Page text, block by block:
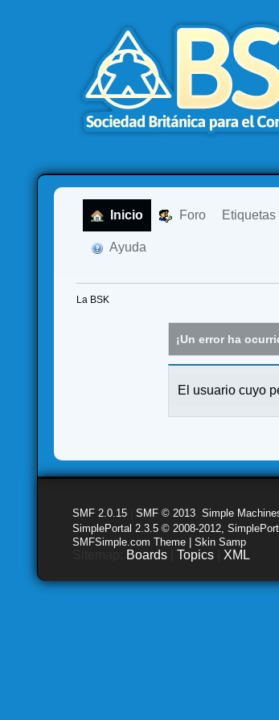
Inicio Foro Etiquetas
Ayuda
La BSK
¡Un error ha
El usuario cuyo
SMF 2.0.15 |SMF © 2013 ,Simple
SimplePortal 2.3.5 © 2008-2012,
SMFSimple.com Theme | Skin Samp
Boards |Topics XML